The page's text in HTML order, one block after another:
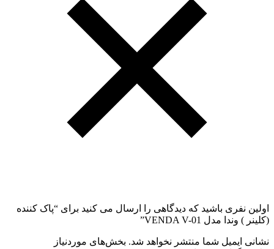
اولین نفری باشید که دیدگاهی را ارسال می کنید برای “پاک کننده
(کلینر ) وندا مدل VENDA V-01”
نشانی ایمیل شما منتشر نخواهد شد. بخش‌های موردنیاز